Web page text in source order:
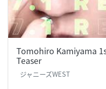
Tomohiro Kamiyama
Teaser
ジャニーズWEST